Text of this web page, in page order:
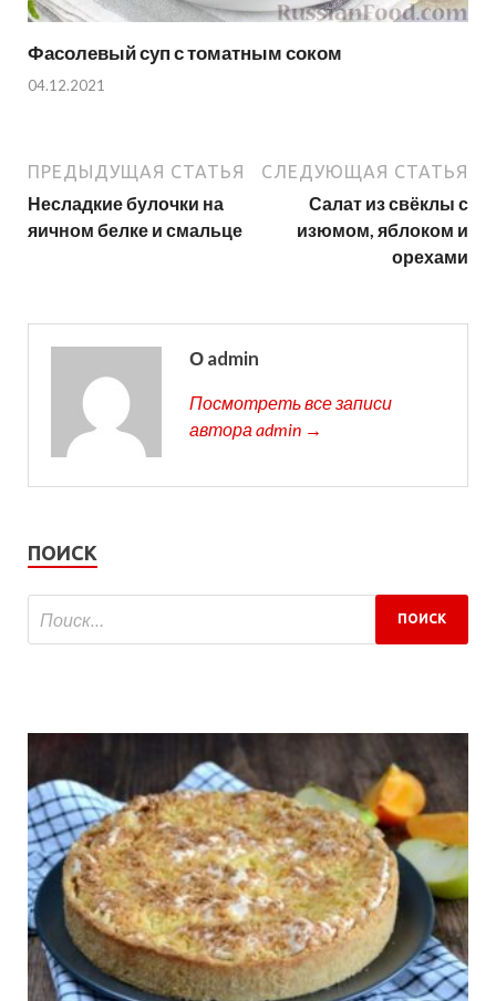
Фасолевый суп с томатным соком
04.12.2021
ПРЕДЫДУЩАЯ СТАТЬЯ
Несладкие булочки на
яичном белке и смальце
СЛЕДУЮЩАЯ СТАТЬЯ
Салат из свёклы с
изюмом, яблоком и
орехами
О admin
Посмотреть все записи
автора admin →
ПОИСК